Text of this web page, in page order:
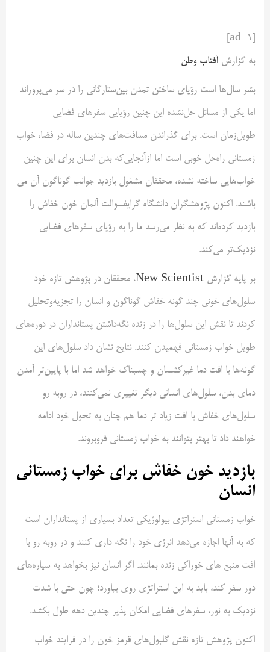
به گزارش آفتاب وطن
بشر سال‌ها است رؤیای ساختن تمدن بین‌ستارگانی را در سر می‌پروراند
اما یکی از مسائل حل‌نشده این چنین رؤیایی سفرهای فضایی
طویل‌زمان است. برای گذراندن مسافت‌های چندین ساله در فضا، خواب
زمستانی راه‌حل خوبی است اما ازآنجایی‌که بدن انسان برای این چنین
خواب‌هایی ساخته نشده، محققان مشغول بازدید جوانب گوناگون آن می
باشند. اکنون پژوهشگران دانشگاه گرایفسوالت آلمان خون خفاش را
بازدید کرده‌اند که به نظر می‌رسد ما را به رؤیای سفرهای فضایی
نزدیک‌تر می‌کند.
بر پایه گزارش New Scientist، محققان در پژوهش تازه خود
سلول‌های خونی چند گونه خفاش‌ گوناگون و انسان را تجزیه‌وتحلیل
کردند تا نقش این سلول‌ها را در زنده نگه‌داشتن پستانداران در دوره‌های
طویل خواب زمستانی فهمیدن کنند. نتایج نشان داد سلول‌های این
گونه‌ها با افت دما غیرکشسان و چسبناک خواهد شد اما با پایین‌تر آمدن
دمای بدن، سلول‌های انسانی دیگر تغییری نمی‌کنند، در روبه رو
سلول‌های خفاش با افت زیاد تر دما هم چنان به تحول خود ادامه
خواهند داد تا بهتر بتوانند به خواب زمستانی فروبروند.
بازدید خون خفاش برای خواب زمستانی
انسان
خواب زمستانی استراتژی بیولوژیکی تعداد بسیاری از پستانداران است
که به آنها اجازه می‌دهد انرژی خود را نگه داری کنند و در روبه رو با
افت منبع های خوراکی زنده بمانند. اگر انسان نیز بخواهد به سیاره‌های
دور سفر کند، باید به این استراتژی روی بیاورد؛ چون حتی با شدت
نزدیک به نور، سفرهای فضایی امکان پذیر چندین دهه طول بکشد.
اکنون پژوهش تازه نقش گلبول‌های قرمز خون را در فرایند خواب